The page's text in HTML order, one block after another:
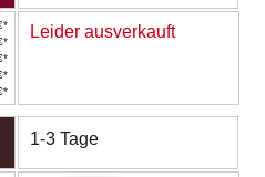
Leider ausverkauft
1-3 Tage